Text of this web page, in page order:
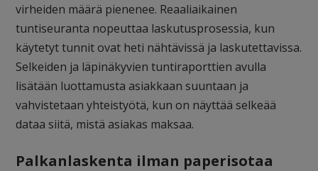
virheiden määrä pienenee. Reaaliaikainen
tuntiseuranta nopeuttaa laskutusprosessia, kun
käytetyt tunnit ovat heti nähtävissä ja laskutettavissa.
Selkeiden ja läpinäkyvien tuntiraporttien avulla
lisätään luottamusta asiakkaan suuntaan ja
vahvistetaan yhteistyötä, kun on näyttää selkeää
dataa siitä, mistä asiakas maksaa.
Palkanlaskenta ilman paperisotaa